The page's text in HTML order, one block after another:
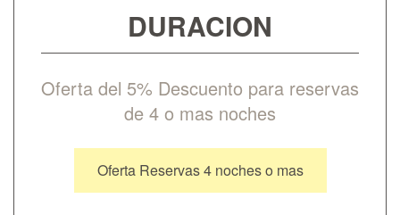
DURACION
Oferta del 5% Descuento para reservas
de 4 o mas noches
Oferta Reservas 4 noches o mas